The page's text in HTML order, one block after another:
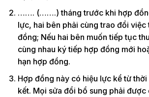
……. (…….) tháng trước khi hợp
lực, hai bên phải cùng trao đổi việc
đồng; Nếu hai bên muốn tiếp tục
cùng nhau ký tiếp hợp đồng mới
hạn hợp đồng.
Hợp đồng này có hiệu lực kể từ
kết. Mọi sửa đổi bổ sung phải được